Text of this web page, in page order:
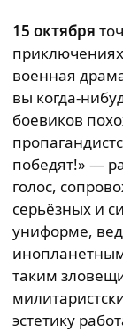
15 октября
военная
вы когда-
боевиков
победят!» —
голос,
серьёзных и
униформе,
таким
эстетику